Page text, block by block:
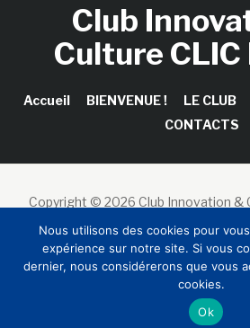
Club
Culture CLIC
Accueil BIENVENUE ! LE CLUB
CONTACTS
Copyright © 2026 Club Innovation &
Sinapses Conseils
Nous utilisons des cookies pour
expérience sur notre site. Si vous
dernier, nous considérerons que vous
cookies.
Ok